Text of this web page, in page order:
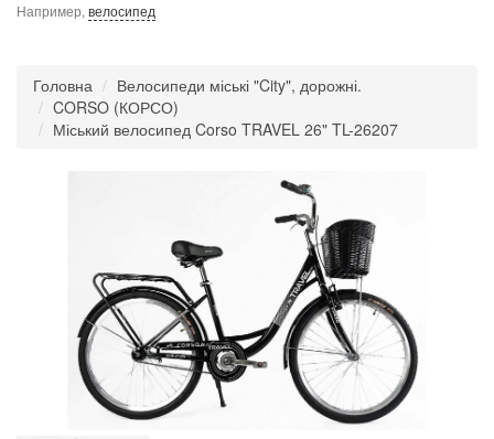
Например, велосипед
Головна
Велосипеди міські "City", дорожні.
CORSO (КОРСО)
Міський велосипед Corso TRAVEL 26" TL-26207